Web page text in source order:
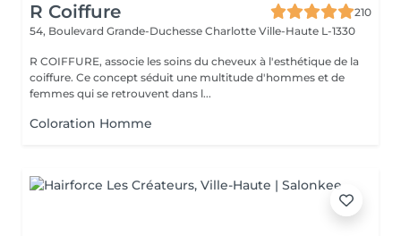
R Coiffure
210
54, Boulevard Grande-Duchesse Charlotte Ville-Haute L-1330
R COIFFURE, associe les soins du cheveux à l'esthétique de la
coiffure. Ce concept séduit une multitude d'hommes et de
femmes qui se retrouvent dans l...
Coloration Homme